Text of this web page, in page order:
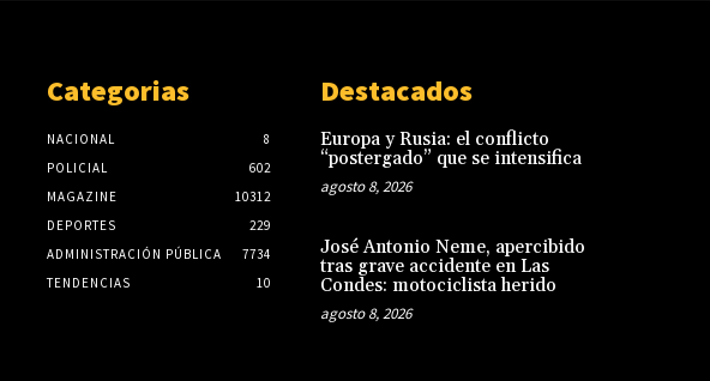
Categorias
NACIONAL
8
POLICIAL
602
MAGAZINE
10312
DEPORTES
229
ADMINISTRACIÓN PÚBLICA
7734
TENDENCIAS
10
Destacados
Europa y Rusia: el conflicto
“postergado” que se intensifica
agosto 8, 2026
José Antonio Neme, apercibido
tras grave accidente en Las
Condes: motociclista herido
agosto 8, 2026